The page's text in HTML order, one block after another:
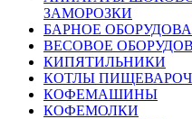
ЗАМОРОЗКИ
БАРНОЕ
ВЕСОВОЕ
КИПЯТИЛЬНИКИ
КОТЛЫ
КОФЕМАШИНЫ
КОФЕМОЛКИ